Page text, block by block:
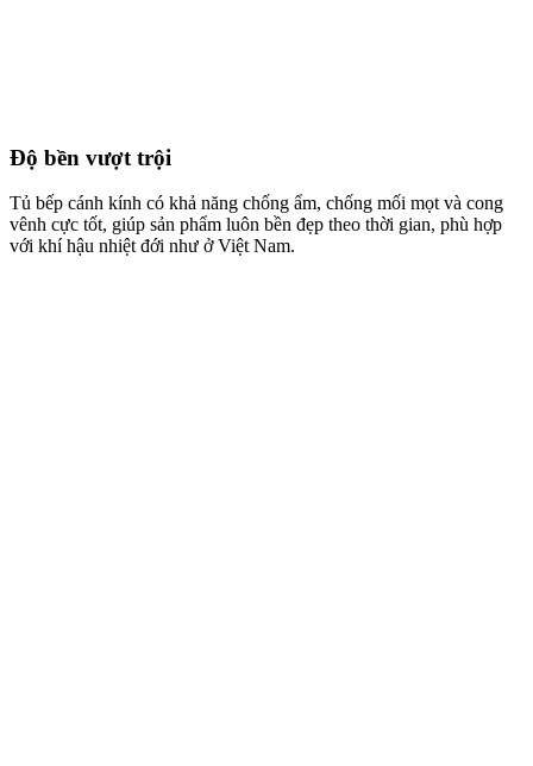
Độ bền vượt trội
Tủ bếp cánh kính có khả năng chống ẩm, chống mối mọt và cong
vênh cực tốt, giúp sản phẩm luôn bền đẹp theo thời gian, phù hợp
với khí hậu nhiệt đới như ở Việt Nam.